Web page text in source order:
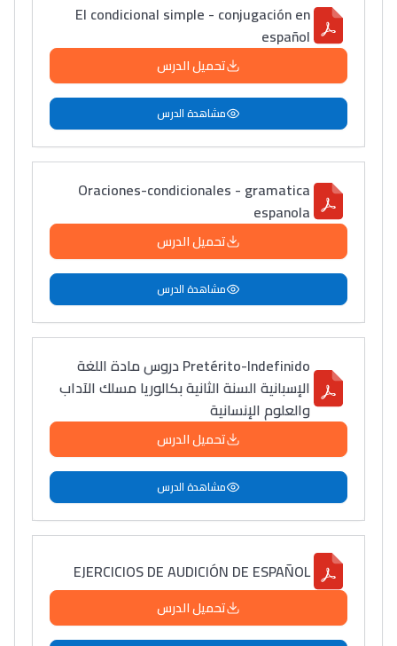
El condicional simple - conjugación en
español
تحميل الدرس
مشاهدة الدرس
Oraciones-condicionales - gramatica
espanola
تحميل الدرس
مشاهدة الدرس
Pretérito-Indefinido دروس مادة اللغة
الإسبانية السنة الثانية بكالوريا مسلك الآداب
والعلوم الإنسانية
تحميل الدرس
مشاهدة الدرس
EJERCICIOS DE AUDICIÓN DE ESPAÑOL
تحميل الدرس